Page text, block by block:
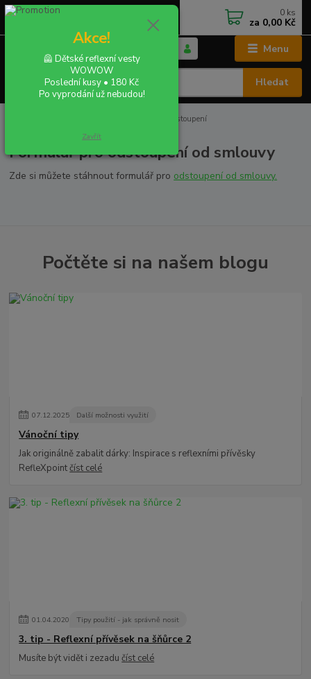
Menu
CZK
Hledat
+420 702 855 412
0 ks
za 0,00 Kč
Formulář pro odstoupení
Formulář pro odstoupení od smlouvy
Zde si můžete stáhnout formulář pro odstoupení od smlouvy.
Počtěte si na našem blogu
07.12.2025 Další možnosti využití
Vánoční tipy
Jak originálně zabalit dárky: Inspirace s reflexními přívěsky
RefleXpointčíst celé
01.04.2020 Tipy použití - jak správně nosit
3. tip - Reflexní přívěsek na šňůrce 2
Musíte být vidět i zezadučíst celé
Akce!
🦺 Dětské reflexní vesty
WOWOW
Poslední kusy • 180 Kč
Po vyprodání už nebudou!
Zavřít